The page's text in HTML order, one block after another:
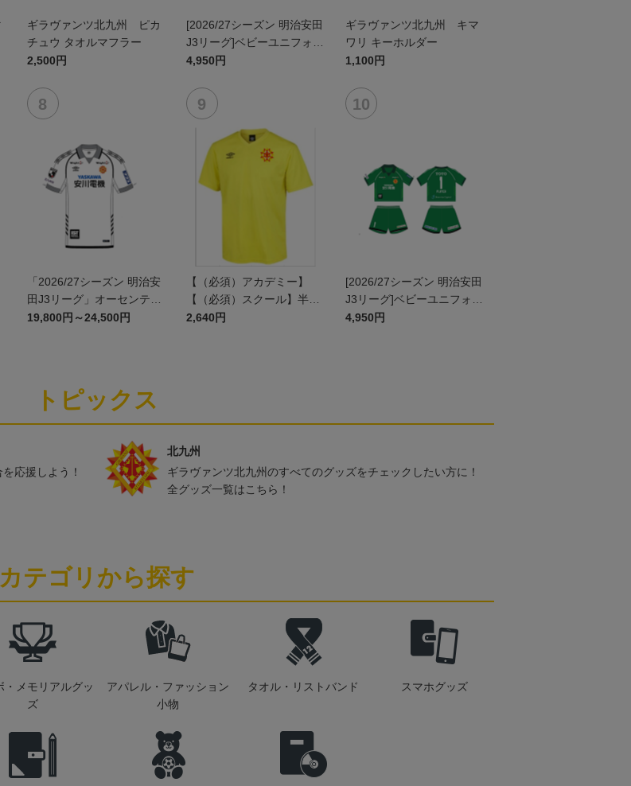
ギラヴァンツ北九州 ピカ
チュウ タオルマフラー
2,500円
[2026/27シーズン 明治安田
J3リーグ]ベビーユニフォー
ム上下セット(FP1stデザイ
4,950円
ギラヴァンツ北九州 キマ
ワリ キーホルダー
1,100円
「2026/27シーズン 明治安
田J3リーグ」オーセンティ
ックユニフォームFP2nd
19,800円～24,500円
【（必須）アカデミー】
【（必須）スクール】半袖
プラクティスシャツ JR
2,640円
[2026/27シーズン 明治安田
J3リーグ]ベビーユニフォー
ム上下セット(GK1stデザイ
4,950円
トピックス
応援しよう！
北九州
ギラヴァンツ北九州のすべてのグッズをチェックしたい方に！
全グッズ一覧はこちら！
カテゴリから探す
・メモリアルグッ
ズ
アパレル・ファッション
小物
タオル・リストバンド スマホグッズ